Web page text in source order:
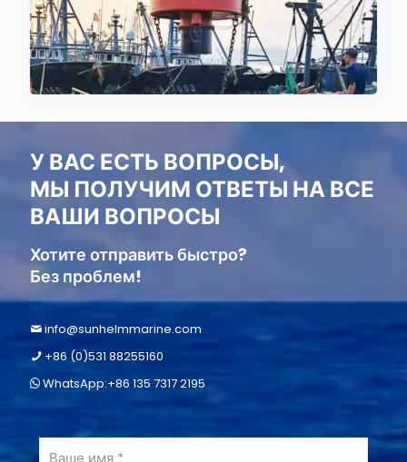
У ВАС ЕСТЬ ВОПРОСЫ,
МЫ ПОЛУЧИМ ОТВЕТЫ НА ВСЕ
ВАШИ ВОПРОСЫ
Хотите отправить быстро?
Без проблем!
info@sunhelmmarine.com
+86 (0)531 88255160
WhatsApp:+86 135 7317 2195